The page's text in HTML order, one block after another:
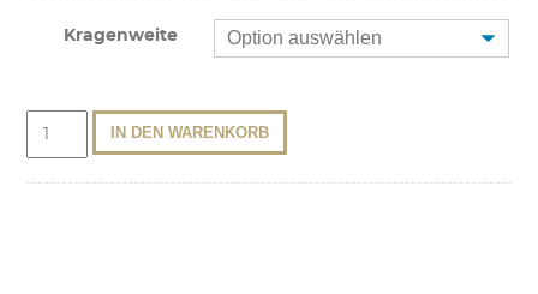
Kragenweite
IN DEN WARENKORB